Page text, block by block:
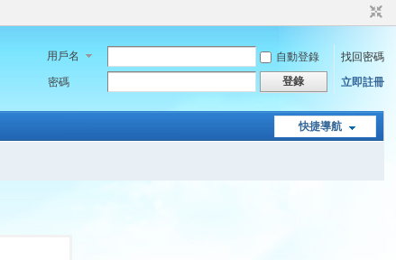
用戶名 自動登錄
找回密碼
密碼
登錄 立即註冊
快捷導航